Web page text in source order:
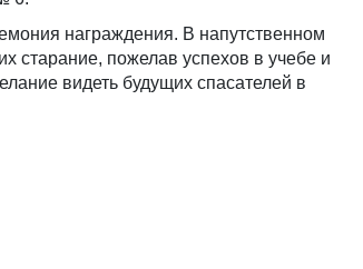
награждения. В напутственном
старание, пожелав успехов в учебе и
видеть будущих спасателей в